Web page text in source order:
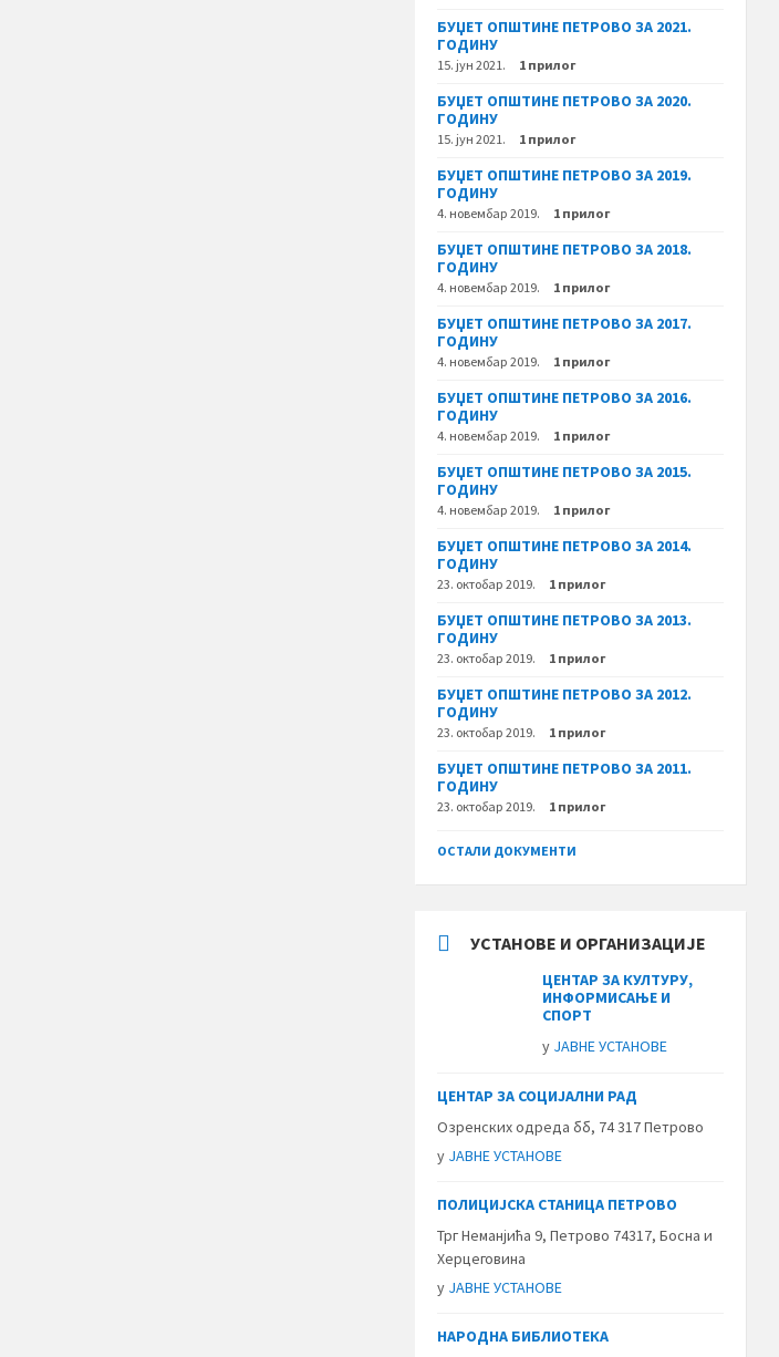
БУЏЕТ ОПШТИНЕ ПЕТРОВО ЗА 2021.
ГОДИНУ
15. јун 2021. 1 прилог
БУЏЕТ ОПШТИНЕ ПЕТРОВО ЗА 2020.
ГОДИНУ
15. јун 2021. 1 прилог
БУЏЕТ ОПШТИНЕ ПЕТРОВО ЗА 2019.
ГОДИНУ
4. новембар 2019. 1 прилог
БУЏЕТ ОПШТИНЕ ПЕТРОВО ЗА 2018.
ГОДИНУ
4. новембар 2019. 1 прилог
БУЏЕТ ОПШТИНЕ ПЕТРОВО ЗА 2017.
ГОДИНУ
4. новембар 2019. 1 прилог
БУЏЕТ ОПШТИНЕ ПЕТРОВО ЗА 2016.
ГОДИНУ
4. новембар 2019. 1 прилог
БУЏЕТ ОПШТИНЕ ПЕТРОВО ЗА 2015.
ГОДИНУ
4. новембар 2019. 1 прилог
БУЏЕТ ОПШТИНЕ ПЕТРОВО ЗА 2014.
ГОДИНУ
23. октобар 2019. 1 прилог
БУЏЕТ ОПШТИНЕ ПЕТРОВО ЗА 2013.
ГОДИНУ
23. октобар 2019. 1 прилог
БУЏЕТ ОПШТИНЕ ПЕТРОВО ЗА 2012.
ГОДИНУ
23. октобар 2019. 1 прилог
БУЏЕТ ОПШТИНЕ ПЕТРОВО ЗА 2011.
ГОДИНУ
23. октобар 2019. 1 прилог
ОСТАЛИ ДОКУМЕНТИ
УСТАНОВЕ И ОРГАНИЗАЦИЈЕ
ЦЕНТАР ЗА КУЛТУРУ,
ИНФОРМИСАЊЕ И
СПОРТ
у ЈАВНЕ УСТАНОВЕ
ЦЕНТАР ЗА СОЦИЈАЛНИ РАД
Озренских одреда бб, 74 317 Петрово
у ЈАВНЕ УСТАНОВЕ
ПОЛИЦИЈСКА СТАНИЦА ПЕТРОВО
Трг Неманјића 9, Петрово 74317, Босна и
Херцеговина
у ЈАВНЕ УСТАНОВЕ
НАРОДНА БИБЛИОТЕКА